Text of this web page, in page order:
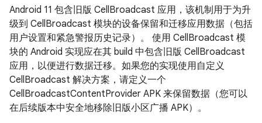
Android 11 包含旧版 CellBroadcast 应用，该机制用于为升
级到 CellBroadcast 模块的设备保留和迁移应用数据（包括
用户设置和紧急警报历史记录）。 使用 CellBroadcast 模
块的 Android 实现应在其 build 中包含旧版 CellBroadcast
应用，以便进行数据迁移。如果您的实现使用自定义
CellBroadcast 解决方案，请定义一个
CellBroadcastContentProvider APK 来保留数据（您可以
在后续版本中安全地移除旧版小区广播 APK）。